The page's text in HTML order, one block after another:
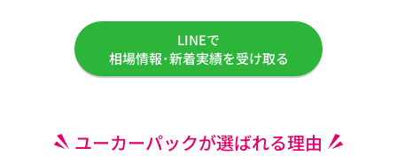
LINEで
相場情報･新着実績を受け取る
ユーカーパックが選ばれる理由